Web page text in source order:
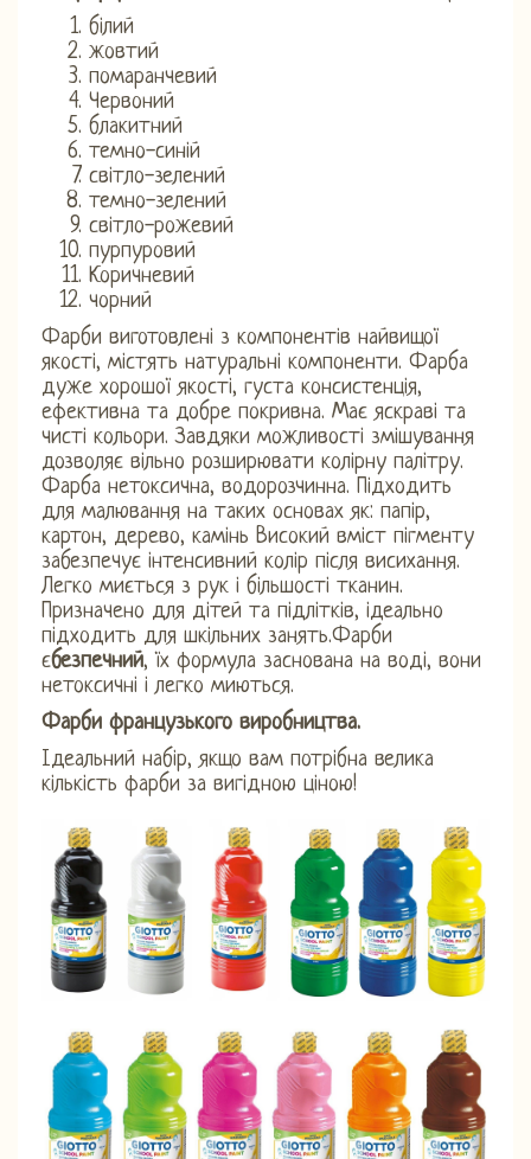
білий
жовтий
помаранчевий
Червоний
блакитний
темно-синій
світло-зелений
темно-зелений
світло-рожевий
пурпуровий
Коричневий
чорний
Фарби виготовлені з компонентів найвищої
якості, містять натуральні компоненти. Фарба
дуже хорошої якості, густа консистенція,
ефективна та добре покривна. Має яскраві та
чисті кольори. Завдяки можливості змішування
дозволяє вільно розширювати колірну палітру.
Фарба нетоксична, водорозчинна. Підходить
для малювання на таких основах як: папір,
картон, дерево, камінь Високий вміст пігменту
забезпечує інтенсивний колір після висихання.
Легко миється з рук і більшості тканин.
Призначено для дітей та підлітків, ідеально
підходить для шкільних занять.Фарби
єбезпечний, їх формула заснована на воді, вони
нетоксичні і легко миються.
Фарби французького виробництва.
Ідеальний набір, якщо вам потрібна велика
кількість фарби за вигідною ціною!